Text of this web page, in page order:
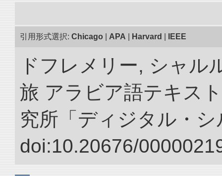
引用形式選択: Chicago APA Harvard IEEE
ドフレメリー, シャル
旅 アラビア語テキス
究所「ディジタル・
doi:10.20676/